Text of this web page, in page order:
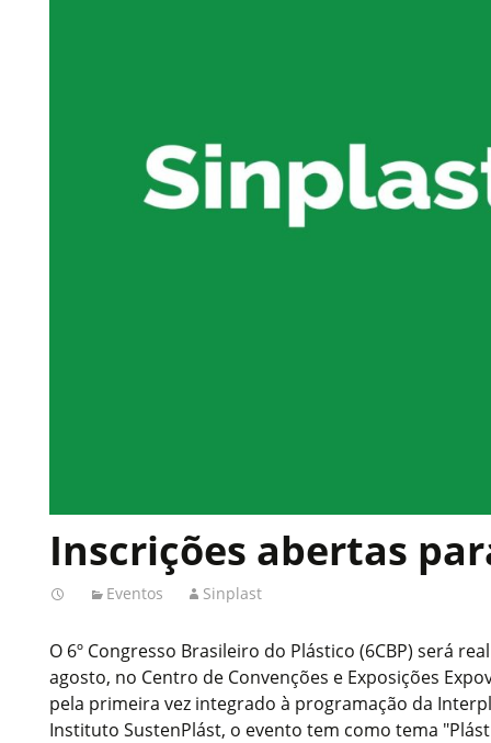
Inscrições abertas
Eventos Sinplast
O 6º Congresso Brasileiro do Plástico (6CBP) será
agosto, no Centro de Convenções e Exposições
pela primeira vez integrado à programação da
Instituto SustenPlást, o evento tem como tema